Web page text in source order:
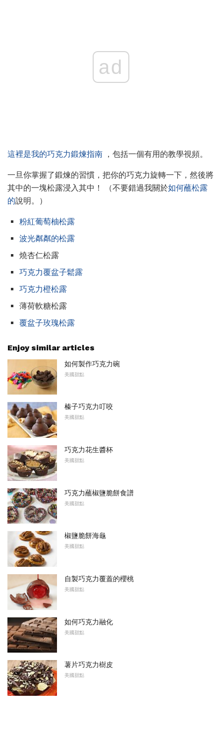
ad
這裡是我的巧克力鍛煉指南 ，包括一個有用的教學視頻。
一旦你掌握了鍛煉的習慣，把你的巧克力旋轉一下，然後將
其中的一塊松露浸入其中！ （不要錯過我關於如何蘸松露
的說明。）
粉紅葡萄柚松露
波光粼粼的松露
燒杏仁松露
巧克力覆盆子鬆露
巧克力橙松露
薄荷軟糖松露
覆盆子玫瑰松露
Enjoy similar articles
如何製作巧克力碗
美國甜點
榛子巧克力叮咬
美國甜點
巧克力花生醬杯
美國甜點
巧克力蘸椒鹽脆餅食譜
美國甜點
椒鹽脆餅海龜
美國甜點
自製巧克力覆蓋的櫻桃
美國甜點
如何巧克力融化
美國甜點
薯片巧克力樹皮
美國甜點